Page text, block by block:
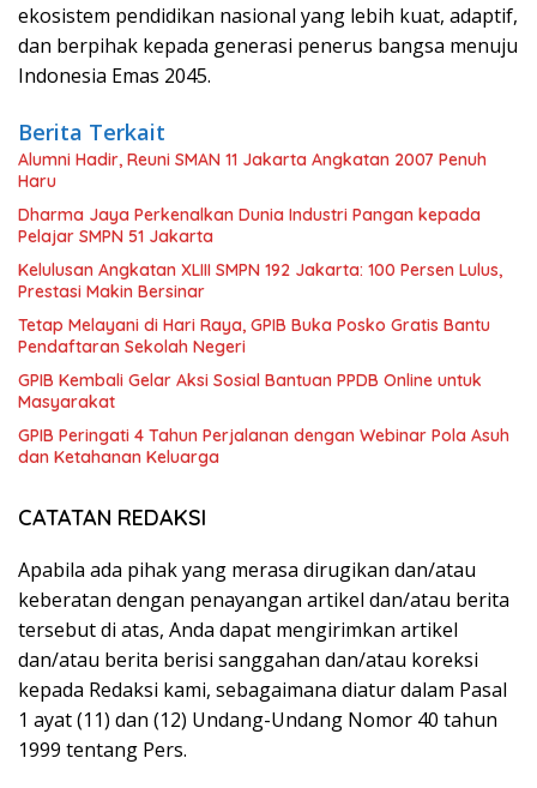
ekosistem pendidikan nasional yang lebih kuat, adaptif,
dan berpihak kepada generasi penerus bangsa menuju
Indonesia Emas 2045.
Berita Terkait
Alumni Hadir, Reuni SMAN 11 Jakarta Angkatan 2007 Penuh
Haru
Dharma Jaya Perkenalkan Dunia Industri Pangan kepada
Pelajar SMPN 51 Jakarta
Kelulusan Angkatan XLIII SMPN 192 Jakarta: 100 Persen Lulus,
Prestasi Makin Bersinar
Tetap Melayani di Hari Raya, GPIB Buka Posko Gratis Bantu
Pendaftaran Sekolah Negeri
GPIB Kembali Gelar Aksi Sosial Bantuan PPDB Online untuk
Masyarakat
GPIB Peringati 4 Tahun Perjalanan dengan Webinar Pola Asuh
dan Ketahanan Keluarga
CATATAN REDAKSI
Apabila ada pihak yang merasa dirugikan dan/atau
keberatan dengan penayangan artikel dan/atau berita
tersebut di atas, Anda dapat mengirimkan artikel
dan/atau berita berisi sanggahan dan/atau koreksi
kepada Redaksi kami, sebagaimana diatur dalam Pasal
1 ayat (11) dan (12) Undang-Undang Nomor 40 tahun
1999 tentang Pers.